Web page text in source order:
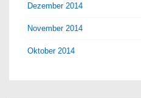
Dezember 2014
November 2014
Oktober 2014